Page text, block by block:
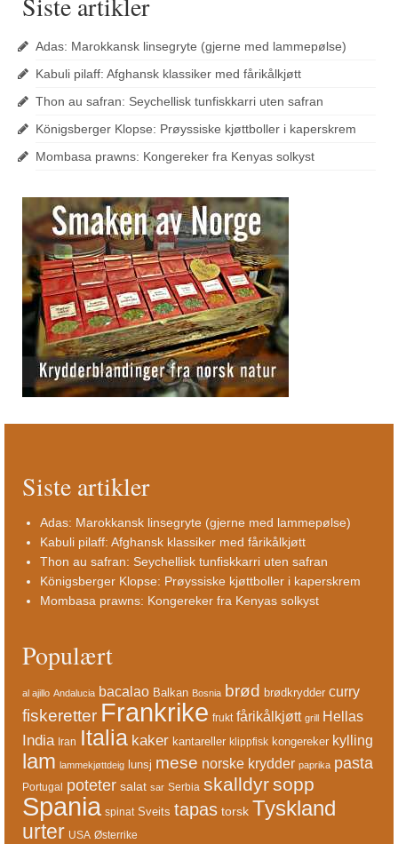
Adas: Marokkansk linsegryte (gjerne med lammepølse)
Kabuli pilaff: Afghansk klassiker med fårikålkjøtt
Thon au safran: Seychellisk tunfiskkarri uten safran
Königsberger Klopse: Prøyssiske kjøttboller i kaperskrem
Mombasa prawns: Kongereker fra Kenyas solkyst
Siste artikler
Adas: Marokkansk linsegryte (gjerne med lammepølse)
Kabuli pilaff: Afghansk klassiker med fårikålkjøtt
Thon au safran: Seychellisk tunfiskkarri uten safran
Königsberger Klopse: Prøyssiske kjøttboller i kaperskrem
Mombasa prawns: Kongereker fra Kenyas solkyst
Populært
al ajillo Andalucia bacalao Balkan Bosnia brød brødkrydder curry
fiskeretter Frankrike frukt fårikålkjøtt grill Hellas
India Iran Italia kaker kantareller klippfisk kongereker kylling
lam lammekjøttdeig lunsj mese norske krydder paprika pasta
Portugal poteter salat sar Serbia skalldyrsopp
Spania spinat Sveits tapas torsk Tyskland
urter USA Østerrike